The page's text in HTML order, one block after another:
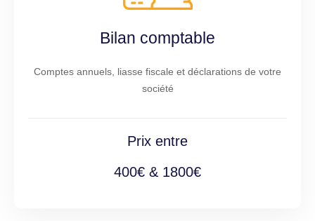
Bilan comptable
Comptes annuels, liasse fiscale et déclarations de votre
société
Prix entre
400€ & 1800€